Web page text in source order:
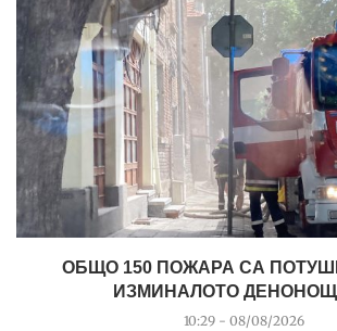
ОБЩО 150 ПОЖАРА СА
ИЗМИНАЛОТО
10:29 - 08/08/2026